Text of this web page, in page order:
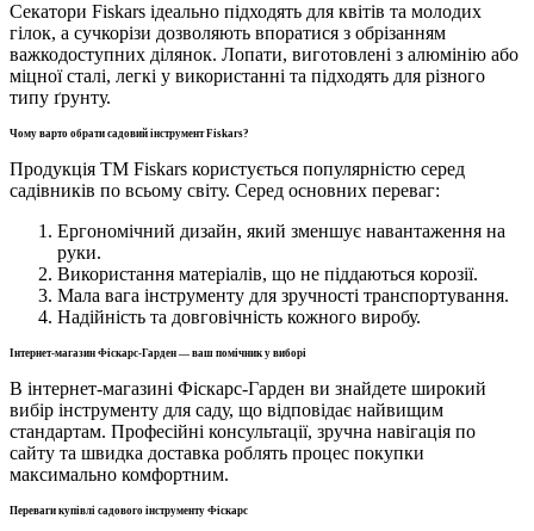
Секатори Fiskars ідеально підходять для квітів та молодих
гілок, а сучкорізи дозволяють впоратися з обрізанням
важкодоступних ділянок. Лопати, виготовлені з алюмінію або
міцної сталі, легкі у використанні та підходять для різного
типу ґрунту.
Чому варто обрати садовий інструмент Fiskars?
Продукція ТМ Fiskars користується популярністю серед
садівників по всьому світу. Серед основних переваг:
Ергономічний дизайн, який зменшує навантаження на
руки.
Використання матеріалів, що не піддаються корозії.
Мала вага інструменту для зручності транспортування.
Надійність та довговічність кожного виробу.
Інтернет-магазин Фіскарс-Гарден — ваш помічник у виборі
В інтернет-магазині Фіскарс-Гарден ви знайдете широкий
вибір інструменту для саду, що відповідає найвищим
стандартам. Професійні консультації, зручна навігація по
сайту та швидка доставка роблять процес покупки
максимально комфортним.
Переваги купівлі садового інструменту Фіскарс